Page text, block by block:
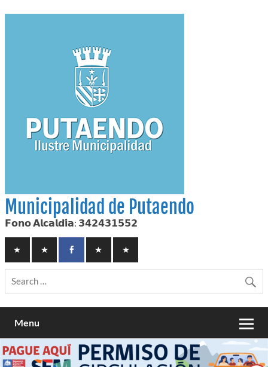
to
Municipalidad de Putaendo
𝗙𝗼𝗻𝗼 𝗔𝗹𝗰𝗮𝗹𝗱𝗶́𝗮: 𝟯𝟰𝟮𝟰𝟯𝟭𝟱𝟱𝟮
Menu